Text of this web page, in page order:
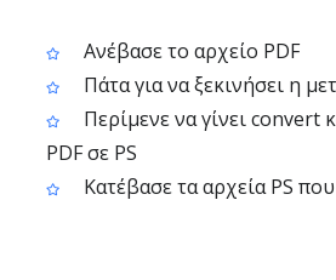
Ανέβασε το αρχείο PDF
Πάτα για να ξεκινήσει η
Περίμενε να γίνει convert
PDF σε PS
Κατέβασε τα αρχεία PS